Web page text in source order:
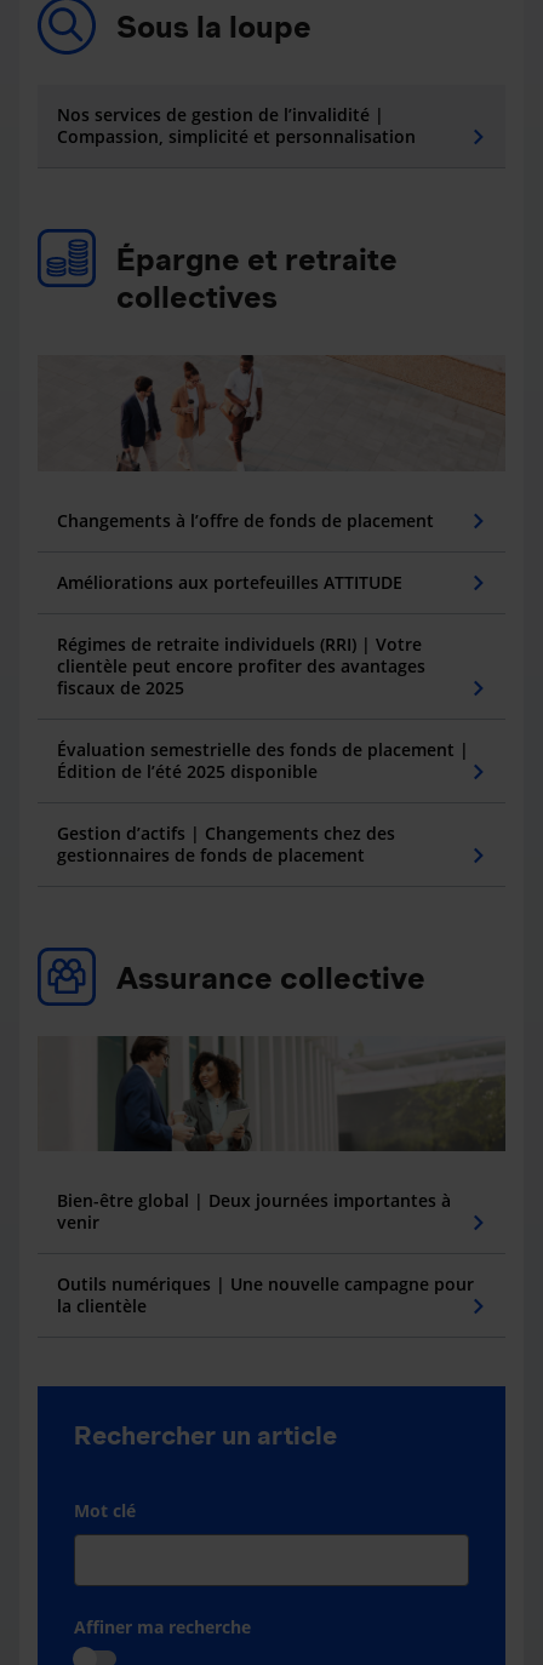
Sous la loupe
Nos services de gestion de l’invalidité |
Compassion, simplicité et personnalisation
Épargne et retraite
collectives
Changements à l’offre de fonds de placement
Améliorations aux portefeuilles ATTITUDE
Régimes de retraite individuels (RRI) | Votre
clientèle peut encore profiter des avantages
fiscaux de 2025
Évaluation semestrielle des fonds de placement |
Édition de l’été 2025 disponible
Gestion d’actifs | Changements chez des
gestionnaires de fonds de placement
Assurance collective
Bien-être global | Deux journées importantes à
venir
Outils numériques | Une nouvelle campagne pour
la clientèle
Rechercher un article
Mot clé
Affiner ma recherche